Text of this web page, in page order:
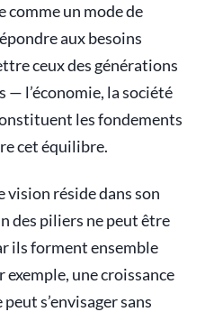
un mode de
aux besoins
ceux des générations
l’économie, la société
les fondements
cet équilibre.
réside dans son
des piliers ne peut être
ils forment ensemble
exemple, une croissance
s’envisager sans